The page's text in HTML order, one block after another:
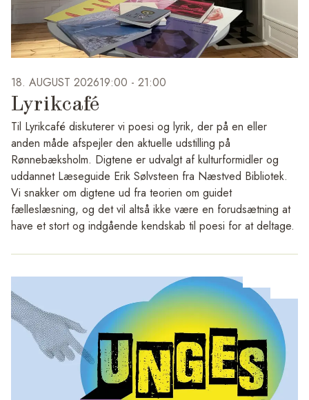
Kurset afholdes af Haveselskabet Næstved i samarbejde
med Kunsthal Rønnebæksholm
18. AUGUST 202619:00 - 21:00
Lyrikcafé
Til Lyrikcafé diskuterer vi poesi og lyrik, der på en eller
anden måde afspejler den aktuelle udstilling på
Rønnebæksholm. Digtene er udvalgt af kulturformidler og
uddannet Læseguide Erik Sølvsteen fra Næstved Bibliotek.
Vi snakker om digtene ud fra teorien om guidet
fælleslæsning, og det vil altså ikke være en forudsætning at
have et stort og indgående kendskab til poesi for at deltage.
Initiativet et endnu et samarbejde mellem Næstved Bibliotek
Det er gratis at deltage i arrangementet, men der skal dog
bestilles billet, da der er begrænsede pladser.
Der kræves særskilt tilmelding til alle arrangementer.
https://www.naesbib.dk/arrangementer/oplaesning/lyrikcafe-
pa-ronnebaeksholm/2026-08-18